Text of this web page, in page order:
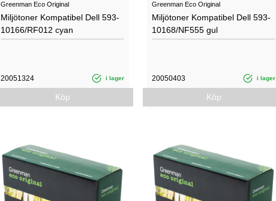
Greenman Eco Original
Miljötoner Kompatibel Dell 593­
10166/RF012 cyan
20051324 i lager
Köp
Greenman Eco Original
Miljötoner Kompatibel Dell 593­
10168/NF555 gul
20050403 i lager
Köp